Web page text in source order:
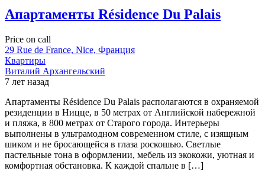
Апартаменты Résidence Du Palais
Price on call
29 Rue de France, Nice, Франция
Квартиры
Виталий Архангельский
7 лет назад
Апартаменты Résidence Du Palais располагаются в охраняемой
резиденции в Ницце, в 50 метрах от Английской набережной
и пляжа, в 800 метрах от Старого города. Интерьеры
выполнены в ультрамодном современном стиле, с изящным
шиком и не бросающейся в глаза роскошью. Светлые
пастельные тона в оформлении, мебель из экокожи, уютная и
комфортная обстановка. К каждой спальне в […]